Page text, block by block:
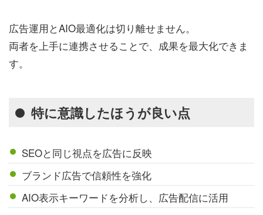
広告運用とAIO最適化は切り離せません。
両者を上手に連携させることで、成果を最大化できま
す。
特に意識したほうが良い点
SEOと同じ視点を広告に反映
ブランド広告で信頼性を強化
AIO表示キーワードを分析し、広告配信に活用